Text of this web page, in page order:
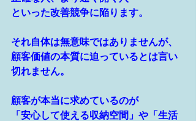
といった改善競争に陥ります。
それ自体は無意味ではありませんが、
顧客価値の本質に迫っているとは言い
切れません。
顧客が本当に求めているのが
「安心して使える収納空間」や「生活